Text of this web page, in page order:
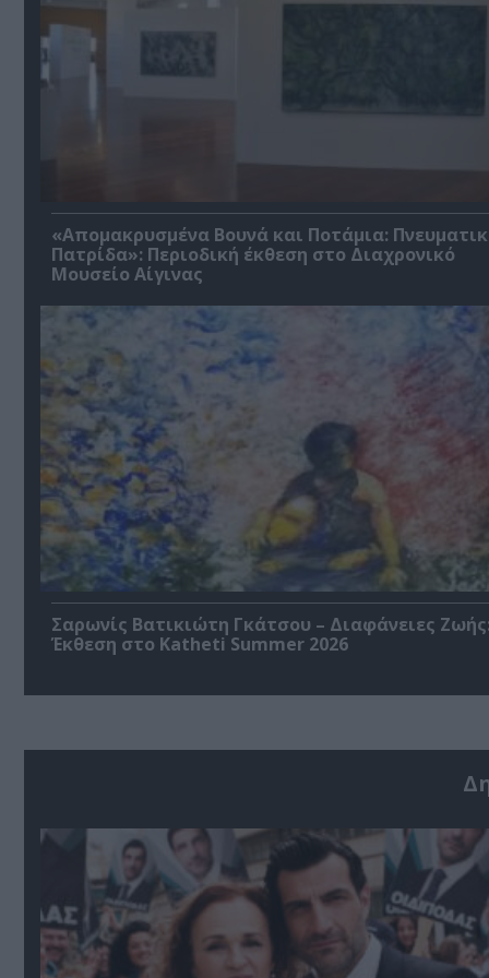
«Απομακρυσμένα Βουνά και Ποτάμια:
Πατρίδα»: Περιοδική έκθεση στο Διαχρονικό
Μουσείο Αίγινας
Σαρωνίς Βατικιώτη Γκάτσου – Διαφάνειες Ζωής:
Έκθεση στο Katheti Summer 2026